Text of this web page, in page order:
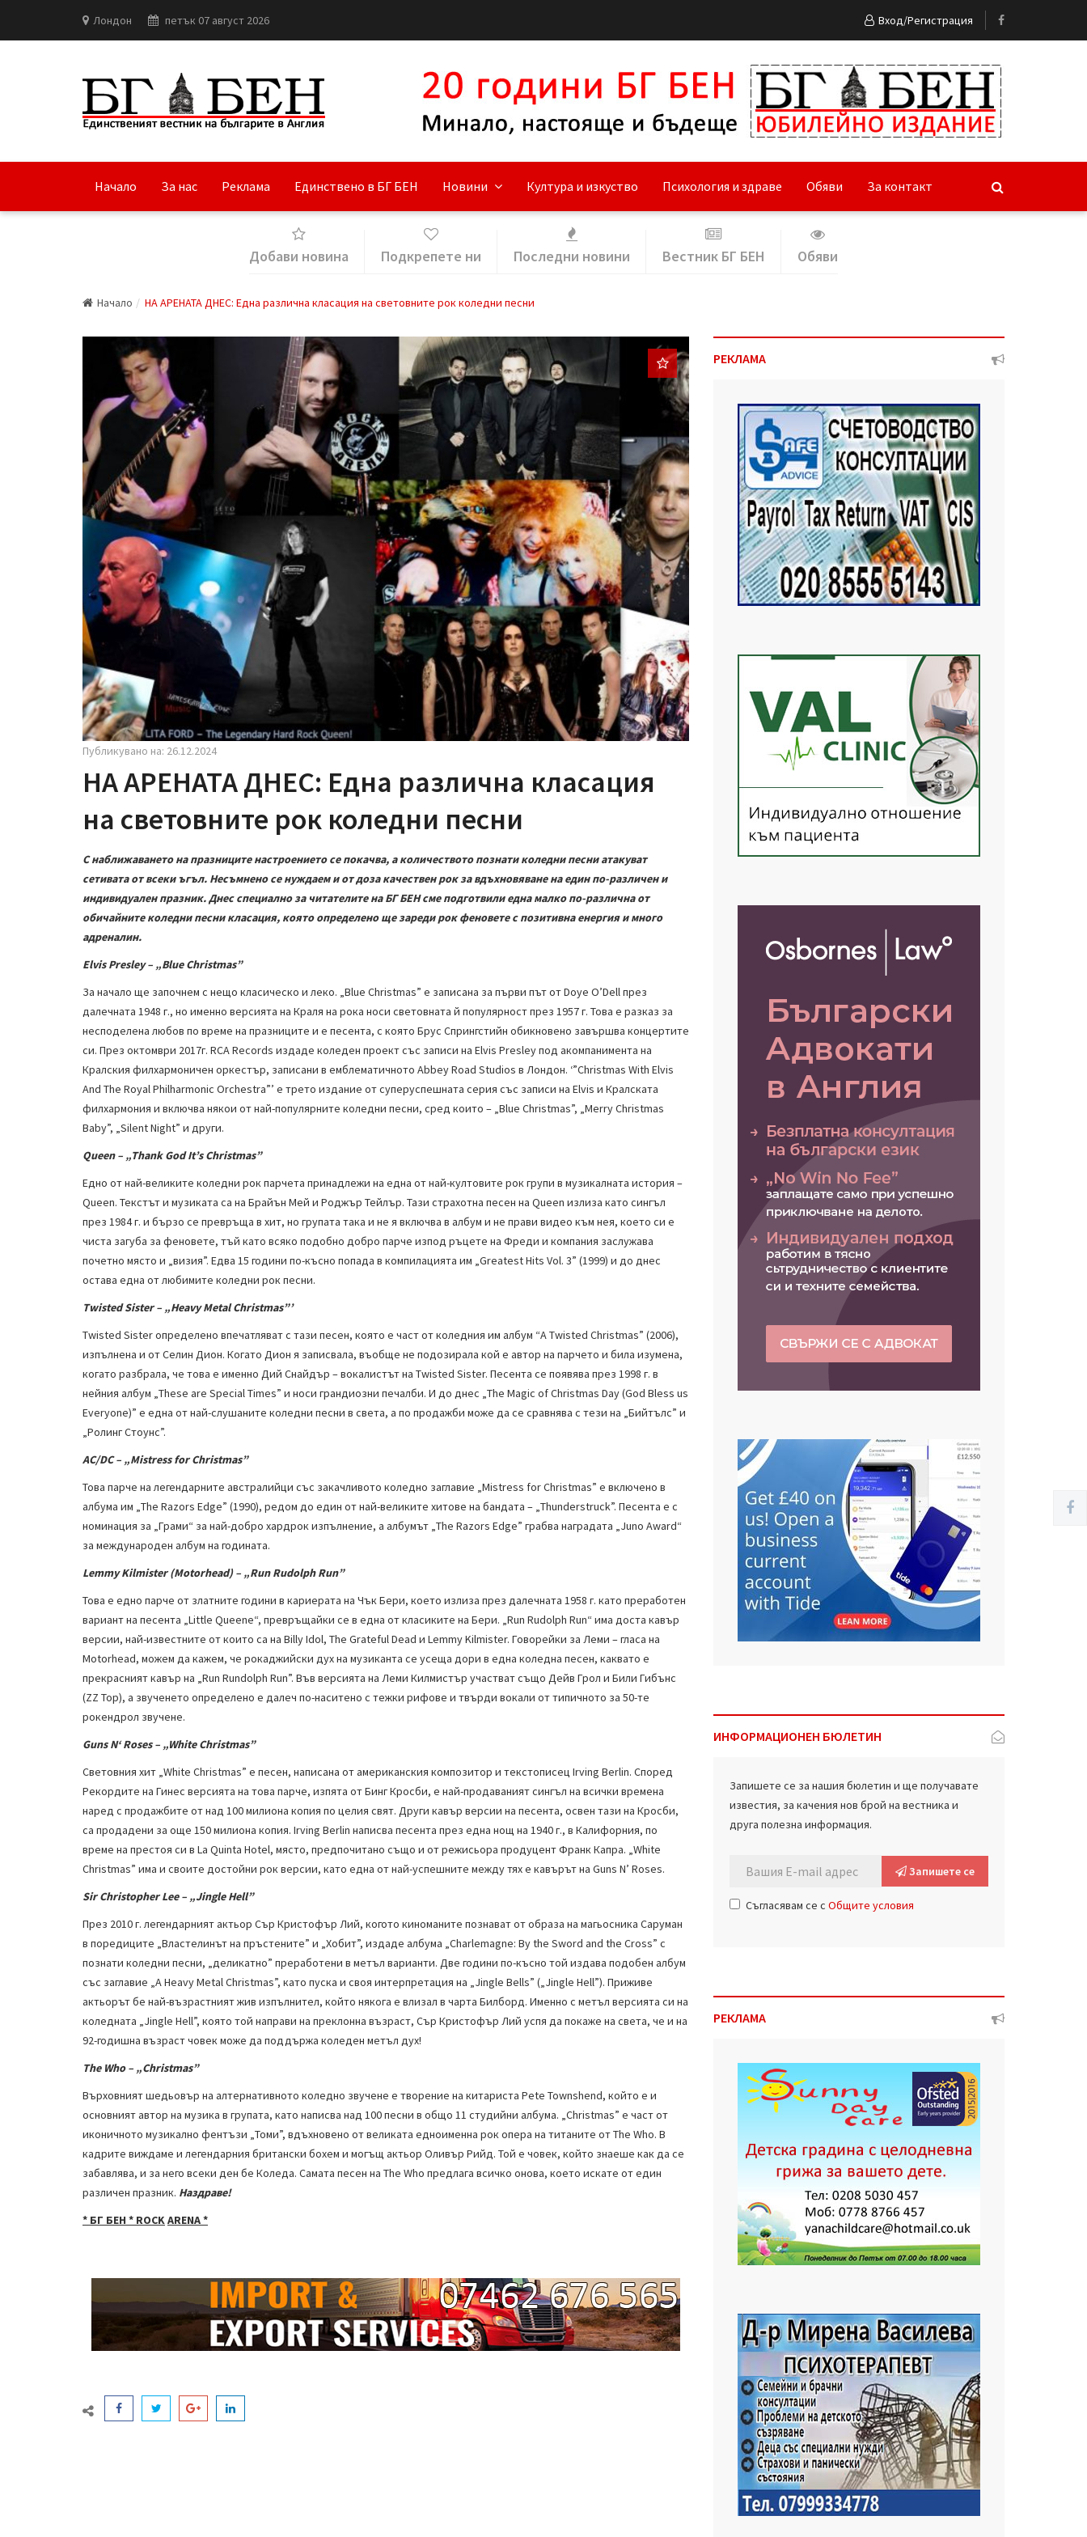
Лондон петък 07 август 2026 Вход/Регистрация
Начало За нас Реклама Единствено в БГ БЕН Новини Култура и изкуство Психология и здраве Обяви За контакт
Добави новина Подкрепете ни Последни новини Вестник БГ БЕН Обяви
Начало НА АРЕНАТА ДНЕС: Една различна класация на световните рок коледни песни
Публикувано на: 26.12.2024
НА АРЕНАТА ДНЕС: Една различна класация
на световните рок коледни песни
С наближаването на празниците настроението се покачва, а количеството познати коледни песни атакуват
сетивата от всеки ъгъл. Несъмнено се нуждаем и от доза качествен рок за вдъхновяване на един по-различен и
индивидуален празник. Днес специално за читателите на БГ БЕН сме подготвили една малко по-различна от
обичайните коледни песни класация, която определено ще зареди рок феновете с позитивна енергия и много
адреналин.
Elvis Presley – „Blue Christmas”
За начало ще започнем с нещо класическо и леко. „Blue Christmas” е записана за първи път от Doye O’Dell през
далечната 1948 г., но именно версията на Краля на рока носи световната й популярност през 1957 г. Това е разказ за
несподелена любов по време на празниците и е песента, с която Брус Спрингстийн обикновено завършва концертите
си. През октомври 2017г. RCA Records издаде коледен проект със записи на Elvis Presley под акомпанимента на
Кралския филхармоничен оркестър, записани в емблематичното Abbey Road Studios в Лондон. ‘”Christmas With Elvis
And The Royal Philharmonic Orchestra”’ е трето издание от суперуспешната серия със записи на Elvis и Кралската
филхармония и включва някои от най-популярните коледни песни, сред които – „Blue Christmas”, „Merry Christmas
Baby”, „Silent Night” и други.
Queen – „Thank God It’s Christmas”
Едно от най-великите коледни рок парчета принадлежи на една от най-култовите рок групи в музикалната история –
Queen. Текстът и музиката са на Брайън Мей и Роджър Тейлър. Тази страхотна песен на Queen излиза като сингъл
през 1984 г. и бързо се превръща в хит, но групата така и не я включва в албум и не прави видео към нея, което си е
чиста загуба за феновете, тъй като всяко подобно добро парче изпод ръцете на Фреди и компания заслужава
почетно място и „визия”. Едва 15 години по-късно попада в компилацията им „Greatest Hits Vol. 3” (1999) и до днес
остава една от любимите коледни рок песни.
Twisted Sister – „Heavy Metal Christmas”’
Twisted Sister определено впечатляват с тази песен, която е част от коледния им албум “A Twisted Christmas” (2006),
изпълнена и от Селин Дион. Когато Дион я записвала, въобще не подозирала кой е автор на парчето и била изумена,
когато разбрала, че това е именно Дий Снайдър – вокалистът на Twisted Sister. Песента се появява през 1998 г. в
нейния албум „These are Special Times” и носи грандиозни печалби. И до днес „The Magic of Christmas Day (God Bless us
Everyone)” е една от най-слушаните коледни песни в света, а по продажби може да се сравнява с тези на „Бийтълс” и
„Ролинг Стоунс”.
AC/DC– „Mistress for Christmas”
Това парче на легендарните австралийци със закачливото коледно заглавие „Mistress for Christmas” е включено в
албума им „The Razors Edge” (1990), редом до един от най-великите хитове на бандата – „Thunderstruck”. Песента е с
номинация за „Грами“ за най-добро хардрок изпълнение, а албумът „The Razors Edge” грабва наградата „Juno Award“
за международен албум на годината.
Lemmy Kilmister (Motorhead)– „Run Rudolph Run”
Това е едно парче от златните години в кариерата на Чък Бери, което излиза през далечната 1958 г. като преработен
вариант на песента „Little Queene“, превръщайки се в една от класиките на Бери. „Run Rudolph Run“ има доста кавър
версии, най-известните от които са на Billy Idol, The Grateful Dead и Lemmy Kilmister. Говорейки за Леми – гласа на
Motorhead, можем да кажем, че рокаджийски дух на музиканта се усеща дори в една коледна песен, каквато е
прекрасният кавър на „Run Rundolph Run”. Във версията на Леми Килмистър участват също Дейв Грол и Били Гибънс
(ZZ Top), а звученето определено е далеч по-наситено с тежки рифове и твърди вокали от типичното за 50-те
рокендрол звучене.
Guns N‘Roses– „White Christmas”
Световния хит „White Christmas” е песен, написана от американския композитор и текстописец Irving Berlin. Според
Рекордите на Гинес версията на това парче, изпята от Бинг Кросби, е най-продаваният сингъл на всички времена
наред с продажбите от над 100 милиона копия по целия свят. Други кавър версии на песента, освен тази на Кросби,
са продадени за още 150 милиона копия. Irving Berlin написва песента през една нощ на 1940 г., в Калифорния, по
време на престоя си в La Quinta Hotel, място, предпочитано също и от режисьора продуцент Франк Капра. „White
Christmas” има и своите достойни рок версии, като една от най-успешните между тях е кавърът на Guns N’ Roses.
SirChristopher Lee – „Jingle Hell”
През 2010 г. легендарният актьор Сър Кристофър Лий, когото киноманите познават от образа на магьосникa Саруман
в поредиците „Властелинът на пръстените” и „Хобит”, издаде албума „Charlemagne: By the Sword and the Cross” с
познати коледни песни, „деликатно” преработени в метъл варианти. Две години по-късно той издава подобен албум
със заглавие „A Heavy Metal Christmas”, като пуска и своя интерпретация на „Jingle Bells” („Jingle Hell”). Приживе
актьорът бе най-възрастният жив изпълнител, който някога е влизал в чарта Билборд. Именно с метъл версията си на
коледната „Jingle Hell”, която той направи на преклонна възраст, Сър Кристофър Лий успя да покаже на света, че и на
92-годишна възраст човек може да поддържа коледен метъл дух!
The Who – „Christmas”
Върховният шедьовър на алтернативното коледно звучене е творение на китариста Pete Townshend, който е и
основният автор на музика в групата, като написва над 100 песни в общо 11 студийни албума. „Christmas” е част от
иконичното музикално фентъзи „Томи”, вдъхновено от великата едноименна рок опера на титаните от The Who. В
кадрите виждаме и легендарния британски бохем и могъщ актьор Оливър Рийд. Той е човек, който знаеше как да се
забавлява, и за него всеки ден бе Коледа. Самата песен на The Who предлага всичко онова, което искате от един
различен празник. Наздраве!
* БГ БЕН * ROCKARENA*
РЕКЛАМА
ИНФОРМАЦИОНЕН БЮЛЕТИН
Запишете се за нашия бюлетин и ще получавате
известия, за качения нов брой на вестника и
друга полезна информация.
Запишете се
Съгласявам се с Общите условия
РЕКЛАМА